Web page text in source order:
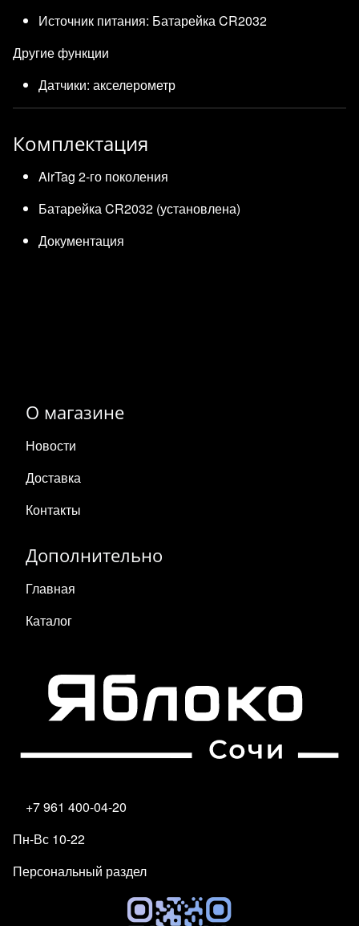
Источник питания: Батарейка CR2032
Другие функции
Датчики: акселерометр
Комплектация
AirTag 2-го поколения
Батарейка CR2032 (установлена)
Документация
О магазине
Новости
Доставка
Контакты
Дополнительно
Главная
Каталог
+7 961 400-04-20
Пн-Вс 10-22
Персональный раздел